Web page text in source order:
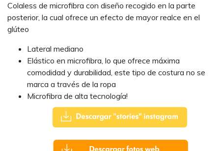
Colaless de microfibra con diseño recogido en la parte
posterior, la cual ofrece un efecto de mayor realce en el
glúteo
Lateral mediano
Elástico en microfibra, lo que ofrece máxima
comodidad y durabilidad, este tipo de costura no se
marca a través de la ropa
Microfibra de alta tecnología!